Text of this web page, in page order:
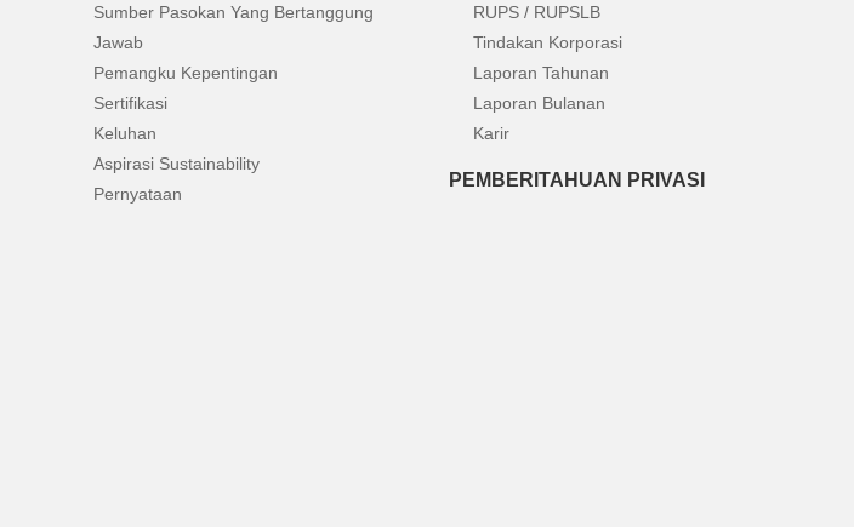
Sumber Pasokan Yang Bertanggung
Jawab
Pemangku Kepentingan
Sertifikasi
Keluhan
Aspirasi Sustainability
Pernyataan
RUPS / RUPSLB
Tindakan Korporasi
Laporan Tahunan
Laporan Bulanan
Karir
PEMBERITAHUAN PRIVASI